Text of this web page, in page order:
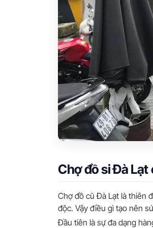
Chợ đồ si Đà
Chợ đồ cũ Đà Lạt là thiên
độc. Vậy điều gì tạo nên
Đầu tiên là sự đa dạng